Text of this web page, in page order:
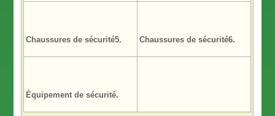
Chaussures de sécurité5. Chaussures de sécurité6.
Équipement de sécurité.